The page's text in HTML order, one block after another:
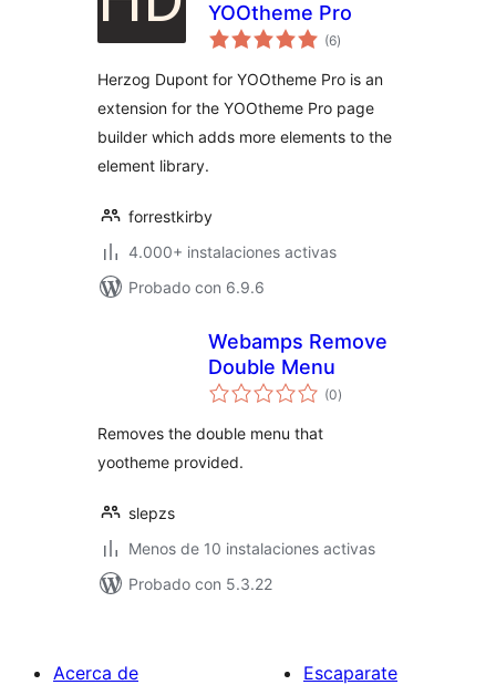
YOOtheme Pro
(6total
de
)
Herzog Dupont for YOOtheme Pro is an
extension for the YOOtheme Pro page
builder which adds more elements to the
element library.
forrestkirby
4.000+ instalaciones activas
Probado con 6.9.6
Webamps Remove
Double Menu
(0total
de
)
Removes the double menu that
yootheme provided.
slepzs
Menos de 10 instalaciones activas
Probado con 5.3.22
Acerca de
Escaparate